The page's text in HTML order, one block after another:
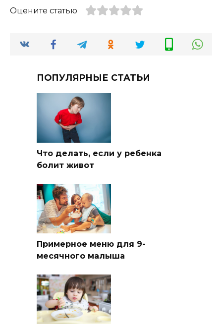
Оцените статью
ПОПУЛЯРНЫЕ СТАТЬИ
Что делать, если у ребенка
болит живот
Примерное меню для 9-
месячного малыша